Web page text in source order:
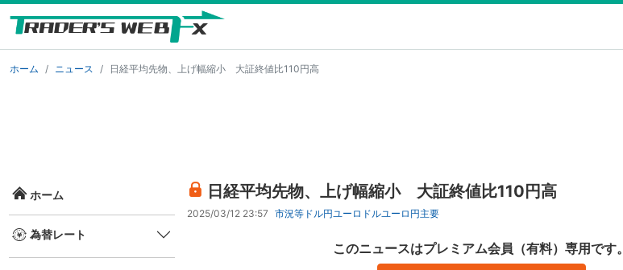
ホーム ニュース 日経平均先物、上げ幅縮小 大証終値比110円高
ホーム
為替レート
日経平均先物、上げ幅縮小 大証終値比110円高
2025/03/12 23:57 市況等 ドル円ユーロドルユーロ円主要
このニュースはプレミアム会員（有料）専用です。